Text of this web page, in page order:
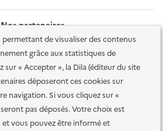
permettant de visualiser des contenus
grâce aux statistiques de
sur « Accepter », la Dila (éditeur du site
déposeront ces cookies sur
navigation. Si vous cliquez sur «
pas déposés. Votre choix est
vous pouvez être informé et
Nos partenaires
totalement conforme
Accessibilité des
Données personnelles et sécurité